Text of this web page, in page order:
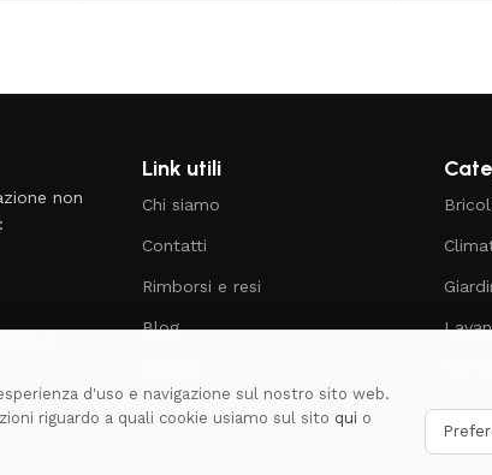
d'uso e navigazione sul nostro sito web.
riguardo a quali cookie usiamo sul sito qui o
non
Link utili
Chi siamo
Contatti
Rimborsi e resi
Blog